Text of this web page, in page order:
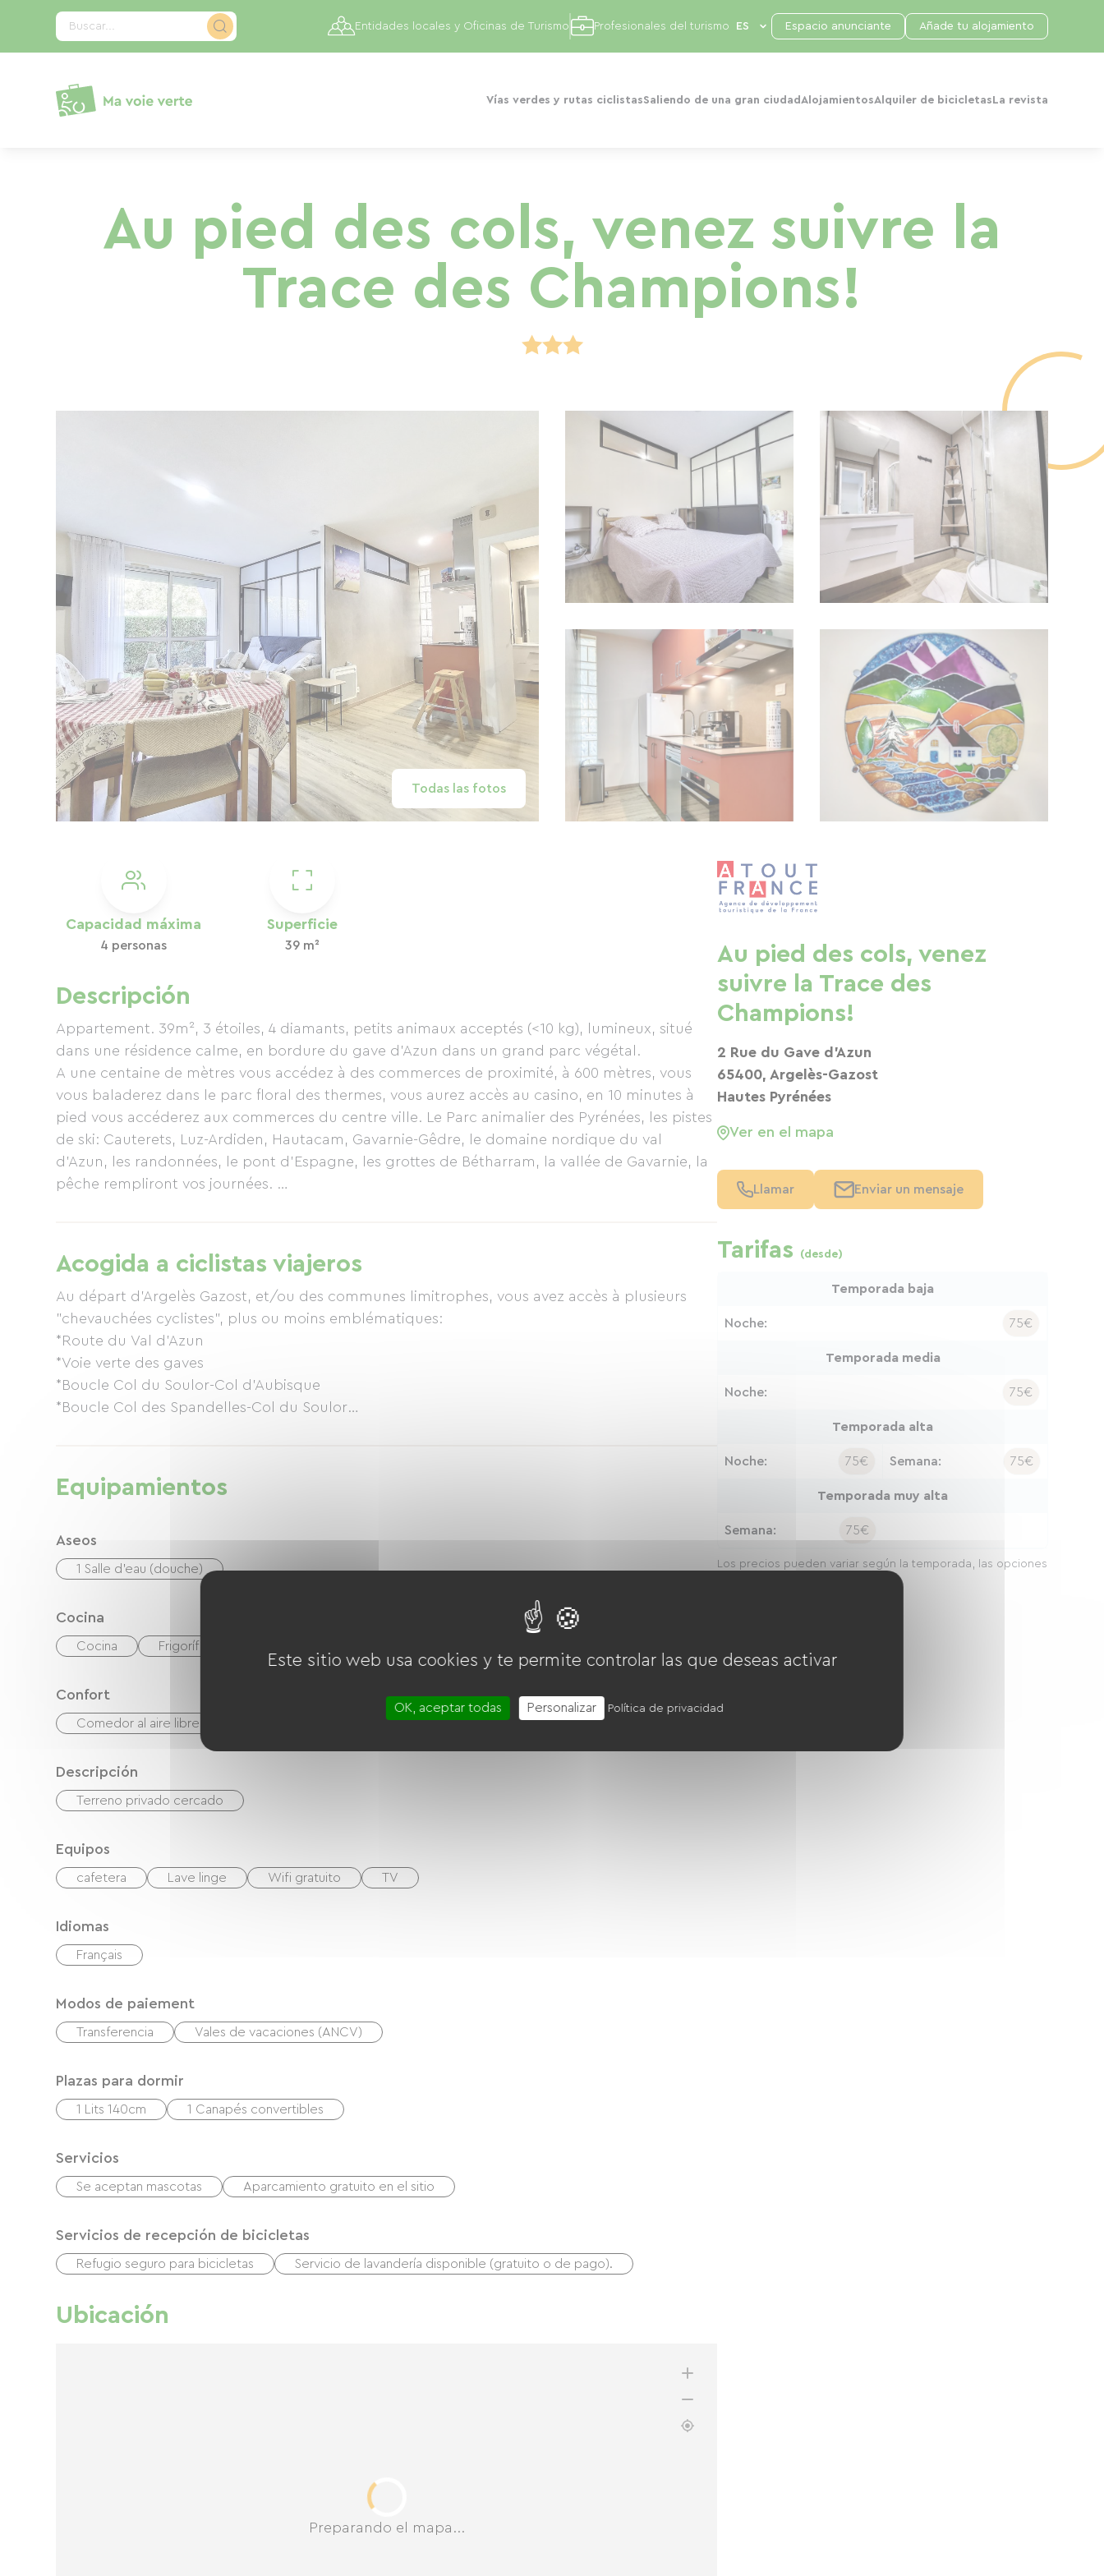
Buscar...
Vías verdes y rutas ciclistasSaliendo de una gran ciudad AlojamientosAlquiler de bicicletas La revista
Entidades locales y Oficinas de Turismo Profesionales del turismo Espacio anunciante Añade tu alojamiento
Au pied des cols, venez suivre la
Trace des Champions!
Todas las fotos
Capacidad máxima
4 personas
Superficie
39 m²
Descripción
Appartement. 39m², 3 étoiles, 4 diamants, petits animaux acceptés (<10 kg), lumineux, situé
dans une résidence calme, en bordure du gave d'Azun dans un grand parc végétal.
A une centaine de mètres vous accédez à des commerces de proximité, à 600 mètres, vous
vous baladerez dans le parc floral des thermes, vous aurez accès au casino, en 10 minutes à
pied vous accéderez aux commerces du centre ville. Le Parc animalier des Pyrénées, les pistes
de ski: Cauterets, Luz-Ardiden, Hautacam, Gavarnie-Gêdre, le domaine nordique du val
d'Azun, les randonnées, le pont d'Espagne, les grottes de Bétharram, la vallée de Gavarnie, la
pêche rempliront vos journées.
A pied, vélo ou roller, découvrez la voie verte, longue de 18 km, de Lourdes à Pierrefite-
Nestalas. Elle vous invite à découvrir les villages typiques de la vallée et leur histoire.
Nous sommes conventionnés ANCV Classic & Connect
Acogida a ciclistas viajeros
Au départ d'Argelès Gazost, et/ou des communes limitrophes, vous avez accès à plusieurs
"chevauchées cyclistes", plus ou moins emblématiques:
*Route du Val d'Azun
*Voie verte des gaves
*Boucle Col du Soulor-Col d'Aubisque
*Boucle Col des Spandelles-Col du Soulor
Equipamientos
Aseos
1 Salle d'eau (douche)
Cocina
Cocina Frigorífico
Confort
Comedor al aire libre
Descripción
Terreno privado cercado
Equipos
cafetera Lave linge Wifi gratuito TV
Idiomas
Français
Modos de paiement
Transferencia Vales de vacaciones (ANCV)
Plazas para dormir
1 Lits 140cm 1 Canapés convertibles
Servicios
Se aceptan mascotas Aparcamiento gratuito en el sitio
Servicios de recepción de bicicletas
Refugio seguro para bicicletas Servicio de lavandería disponible (gratuito o de pago).
Ubicación
Preparando el mapa...
Au pied des cols, venez
suivre la Trace des
Champions!
2 Rue du Gave d'Azun
65400, Argelès-Gazost
Hautes Pyrénées
Ver en el mapa
Llamar Enviar un mensaje
Tarifas (desde)
Temporada baja
Noche: 75€
Temporada media
Noche: 75€
Temporada alta
Noche: 75€ Semana: 75€
Temporada muy alta
Semana: 75€
Los precios pueden variar según la temporada, las opciones
Panel de gestión de cookies
Este sitio web usa cookies y te permite controlar las que deseas activar
OK, aceptar todas Personalizar Política de privacidad